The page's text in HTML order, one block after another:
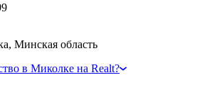
Минская область
в Миколке на Realt?